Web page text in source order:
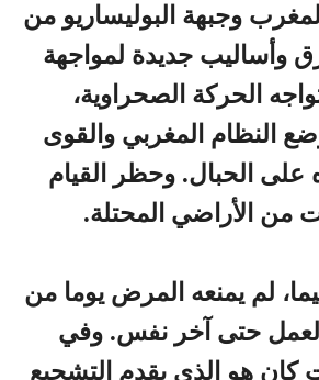
وجبهة البوليساريو من
وأساليب جديدة لمواجهة
الحركة الصحراوية،
النظام المغربي والقوى
على الحبال. وحظر القيام
من الأراضي المحتلة.
لم يمنعه المرض يوما من
العمل حتى آخر نفس. وفي
كان هو الذي يقدم التشجيع